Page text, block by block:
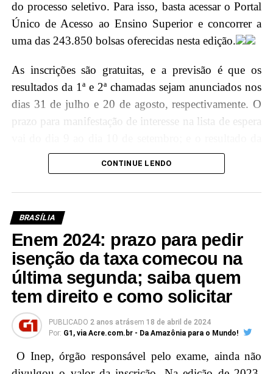
é concedida por decisão unânime dos membros do
Conselho da Ordem do Mérito Judiciário acreano em
diferentes graus, reconhecendo assim a excelência e
relevância do trabalho do ministro para o Judiciário
brasileiro.
Agenda Ministro
11h – Sessão Solene de Outorga da Ordem do
do processo seletivo. Para isso, basta acessar o Portal
Único de Acesso ao Ensino Superior e concorrer a
uma das 243.850 bolsas oferecidas nesta edição.
As inscrições são gratuitas, e a previsão é que os
resultados da 1ª e 2ª chamadas sejam anunciados nos
dias 31 de julho e 20 de agosto, respectivamente. O
prazo para manifestação de interesse na lista de espera
lista de espera sairá em 13 de setembro.
“Para participar do processo seletivo, é
necessário que o candidato tenha
participado do Exame Nacional do Ensino
Médio (Enem) nas edições de 2022 ou
2023, obtendo nota mínima de 450 pontos
na média das cinco provas e nota acima de
zero na redação”, informa o Ministério da
Educação (MEC).
É também necessário que o candidato se enquadre
CONTINUE LENDO
BRASÍLIA
Enem 2024: prazo para pedir
isenção da taxa comecou na
última segunda; saiba quem
tem direito e como solicitar
PUBLICADO 2 anos atrásem 18 de abril de 2024
Por: G1, via Acre.com.br - Da Amazônia para o Mundo!
O Inep, órgão responsável pelo exame, ainda não